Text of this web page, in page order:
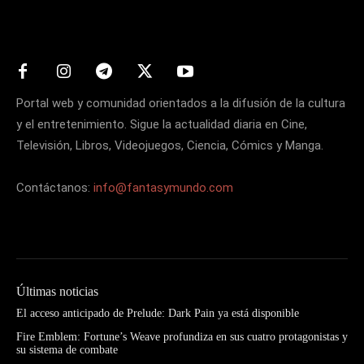
Portal web y comunidad orientados a la difusión de la cultura
y el entretenimiento. Sigue la actualidad diaria en Cine,
Televisión, Libros, Videojuegos, Ciencia, Cómics y Manga.
Contáctanos: info@fantasymundo.com
Últimas noticias
El acceso anticipado de Prelude: Dark Pain ya está disponible
Fire Emblem: Fortune’s Weave profundiza en sus cuatro protagonistas y
su sistema de combate